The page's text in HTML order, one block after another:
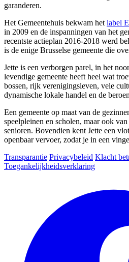
garanderen.
Het Gemeentehuis bekwam het label
in 2009 en de inspanningen van het
recentste actieplan 2016-2018 werd
is de enige Brusselse gemeente die
Image
Jette is een verborgen parel, in het
levendige gemeente heeft heel wat
bossen, rijk verenigingsleven, vele
dynamische lokale handel en de
Een gemeente op maat van de
speelpleinen en scholen, maar ook
senioren. Bovendien kent Jette een
openbaar vervoer, zodat je in een
Transparantie Privacybeleid Klacht
Toegankelijkheidsverklaring